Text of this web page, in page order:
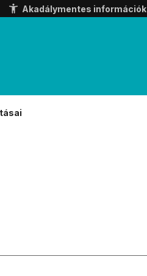
Akadálymentes információk
alatt